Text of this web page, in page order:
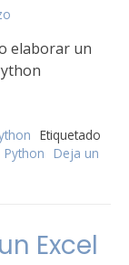
elaborar un
Etiquetado
Python
Deja un
Excel